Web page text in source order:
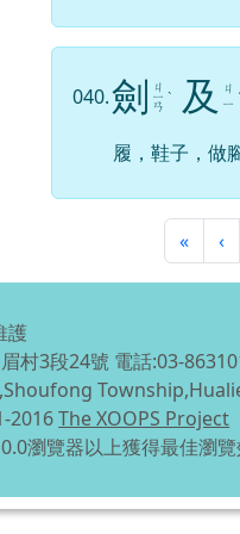
040.劍 ㄐ
ㄧ
ㄢ
ˋ 及
ㄐ
ㄧ ˊ
履，鞋子，做
«第一頁
‹
護
村3段24號 電話:03-
2016The XOOPS Project
瀏覽器以上獲得最佳瀏